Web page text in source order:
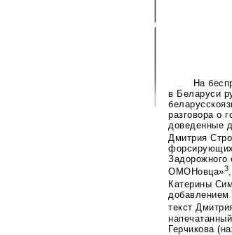
На
в Беларуси
разговора о
доведенные
Дмитрия
форсирующих
Задорожного
ОМОНовца»3
Катерины
добавлением
текст
Герчикова